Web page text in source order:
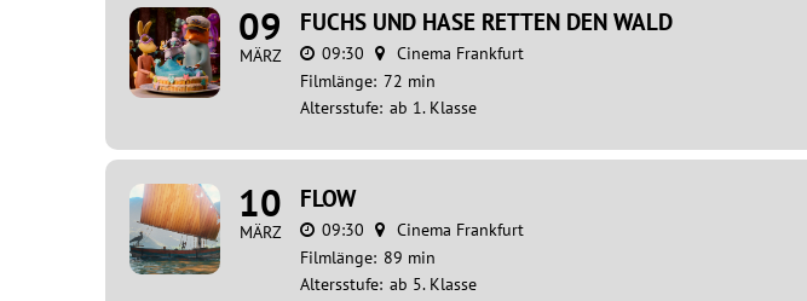
09
MÄRZ
FUCHS UND HASE RETTEN DEN WALD
09:30
Cinema Frankfurt
Filmlänge: 72 min
Altersstufe: ab 1. Klasse
10
MÄRZ
FLOW
09:30
Cinema Frankfurt
Filmlänge: 89 min
Altersstufe: ab 5. Klasse